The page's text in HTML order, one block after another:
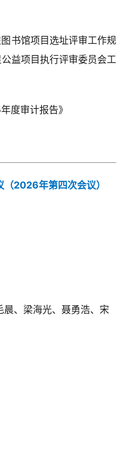
书馆项目选址评审工作规
益项目执行评审委员会工
度审计报告》
2026年第四次会议）
、梁海光、聂勇浩、宋